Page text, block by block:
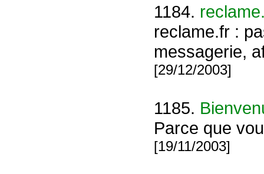
1184.
reclame.fr :
messagerie,
[29/12/2003]
1185.
Parce que
[19/11/2003]